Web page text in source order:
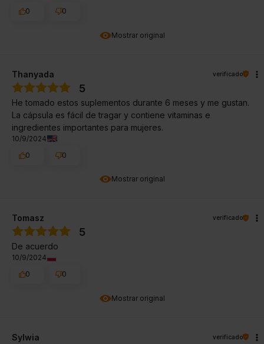
Mostrar original
0
0
Mostrar original
Thanyada verificado
5
He tomado estos suplementos durante 6 meses y me gustan.
La cápsula es fácil de tragar y contiene vitaminas e
ingredientes importantes para mujeres.
10/9/2024
0
0
Mostrar original
Tomasz verificado
5
De acuerdo
10/9/2024
0
0
Sylwia verificado